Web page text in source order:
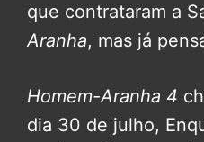
que contrataram a
Aranha, mas já
Homem-Aranha 4
dia 30 de julho,